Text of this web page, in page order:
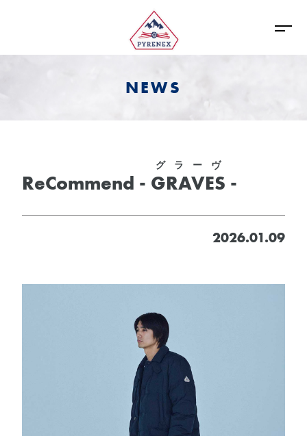
NEWS
ReCommend - GRAVES
グラーヴ
-
2026.01.09